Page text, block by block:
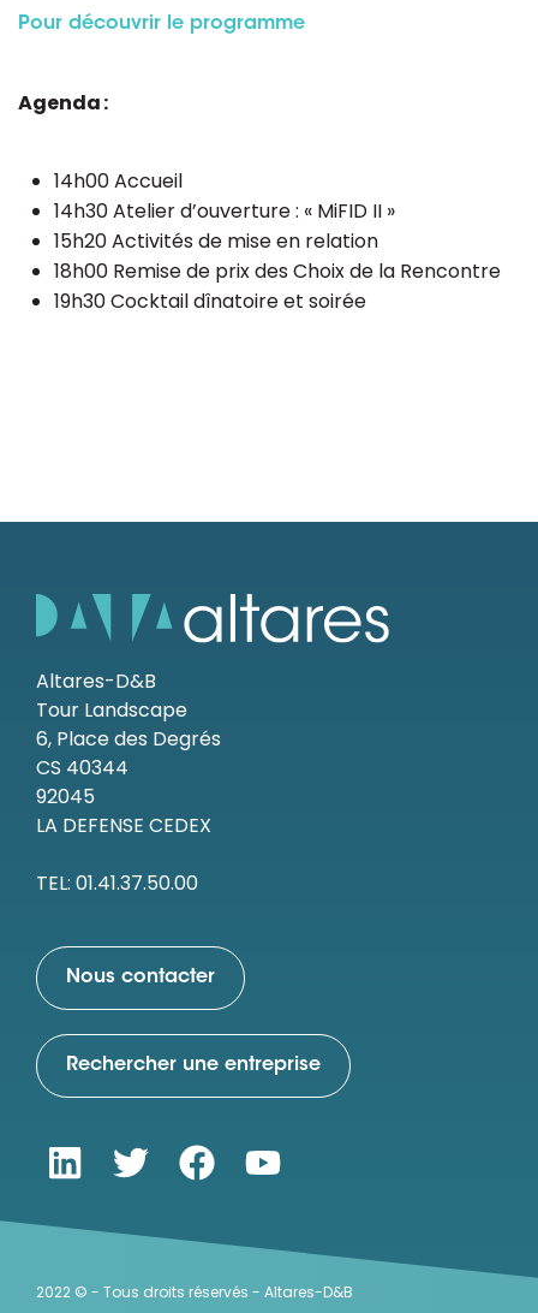
Pour découvrir le programme
Agenda :
14h00 Accueil
14h30 Atelier d’ouverture : « MiFID II »
15h20 Activités de mise en relation
18h00 Remise de prix des Choix de la Rencontre
19h30 Cocktail dînatoire et soirée
Altares-D&B
Tour Landscape
6, Place des Degrés
CS 40344
92045
LA DEFENSE CEDEX
TEL: 01.41.37.50.00
Nous contacter
Rechercher une entreprise
2022 © - Tous droits réservés - Altares-D&B